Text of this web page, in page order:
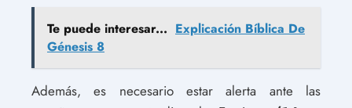
Te puede interesar... Explicación Bíblica De
Génesis 8
Además, es necesario estar alerta ante las